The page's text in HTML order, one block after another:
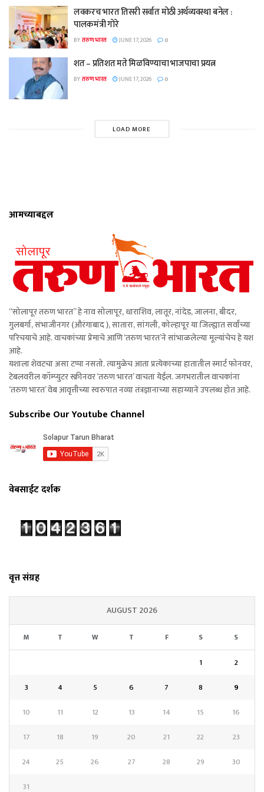
लवकरच भारत तिसरी सर्वात मोठी अर्थव्यवस्था बनेल :
पालकमंत्री गोरे
BYतरुण भारत JUNE 17, 2026 0
शत – प्रतिशत मते मिळविण्याचा भाजपाचा प्रयत्न
BYतरुण भारत JUNE 17, 2026 0
LOAD MORE
आमच्याबद्दल
“सोलापूर तरुण भारत” हे नाव सोलापूर, धाराशिव, लातूर, नांदेड, जालना, बीदर,
गुलबर्गा, संभाजीनगर (औरंगाबाद ), सातारा, सांगली, कोल्हापूर या जिल्ह्यात सर्वांच्या
परिचयाचे आहे. वाचकांच्या प्रेमाचे आणि ‘तरुण भारत’ने सांभाळलेल्या मूल्यांचेच हे यश
आहे.
यशाला शेवटचा असा टप्पा नसतो. त्यामुळेच आता प्रत्येकाच्या हातातील स्मार्ट फोनवर,
टेबलवरील कॉम्प्युटर स्क्रीनवर ‘तरुण भारत’ वाचता येईल. जगभरातील वाचकांना
‘तरुण भारत’ वेब आवृत्तीच्या स्वरुपात नव्या तंत्रज्ञानाच्या सहाय्याने उपलब्ध होत आहे.
Subscribe Our Youtube Channel
वेबसाईट दर्शक
वृत्त संग्रह
AUGUST 2026
M T W T F S S
1
2
3
4 5 6 7 8
9
10
11 12 13 14 15
16
17
18 19 20 21 22
23
24
25 26 27 28 29
30
31